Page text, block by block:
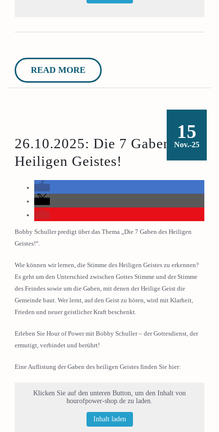
READ MORE
15
Nov.-25
26.10.2025: Die 7 Gaben des
Heiligen Geistes!
Bobby Schuller predigt über das Thema „Die 7 Gaben des Heiligen
Geistes!“.
Wie können wir lernen, die Stimme des Heiligen Geistes zu erkennen?
Es geht um den Unterschied zwischen Gottes Stimme und der Stimme
des Feindes sowie um die Gaben, mit denen der Heilige Geist die
Gemeinde baut. Wer lernt, auf den Geist zu hören, wird mit Klarheit,
Frieden und neuer geistlicher Kraft beschenkt.
Erleben Sie Hour of Power mit Bobby Schuller – der Gottesdienst, der
ermutigt, verbindet und berührt!
Eine Auflistung der Gaben des heiligen Geistes finden Sie hier:
Klicken Sie auf den unteren Button, um den Inhalt von
hourofpower-shop.de zu laden.
Inhalt laden